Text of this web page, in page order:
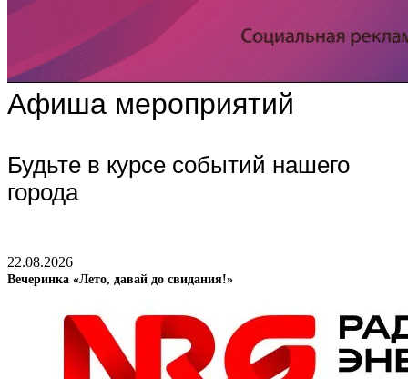
Афиша мероприятий
Будьте в курсе событий нашего
города
22.08.2026
Вечеринка «Лето, давай до свидания!»